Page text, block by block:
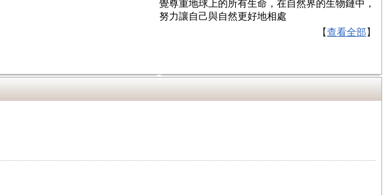
覺尊重地球上的所有生命，在自然界的生物鏈中，
努力讓自己與自然更好地相處
【查看全部 】